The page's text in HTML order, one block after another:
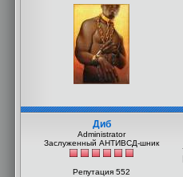
Диб
Administrator
Заслуженный АНТИВСД-шник
Репутация 552